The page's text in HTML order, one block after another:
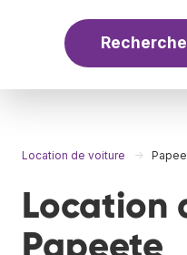
Location de voiture
Location
Papeete